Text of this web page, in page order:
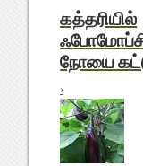
கத்தரியில்
நோயை
›